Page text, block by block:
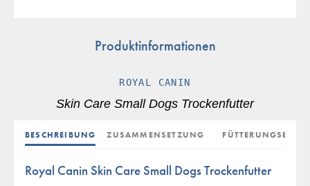
Produktinformationen
ROYAL CANIN
Skin Care Small Dogs Trockenfutter
BESCHREIBUNG ZUSAMMENSETZUNG
Royal Canin Skin Care Small Dogs Trockenfutter